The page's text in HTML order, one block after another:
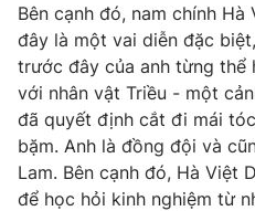
cấp ngày 29/12/2023
Tổng Biên tập:Vũ Thanh Thủy
Phó Tổng Biên tập:
Nguyễn Thị
Nguyễn Trọng Ninh
Tổng đài VTV:
024.38 355 931 -
Ðiện thoại Thời báo VTV:
Email:toasoan@vtv.vn
Bên cạnh đó, nam chính
đây là một vai diễn đặc
trước đây của anh từng thể
với nhân vật Triều - một
đã quyết định cắt đi mái
bặm. Anh là đồng đội và
Lam. Bên cạnh đó, Hà Việt
để học hỏi kinh nghiệm từ